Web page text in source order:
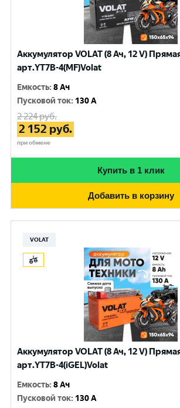
Аккумулятор VOLAT (8 Ач, 12 V)
арт.YT7B-4(MF)Volat
Емкость:8 Ач
Пусковой ток: 130 A
2 224руб.
2 152 руб.
при обмене
Купить в 1 клик
Добавить в корзину
VOLAT
Аккумулятор VOLAT (8 Ач, 12 V)
арт.YT7B-4(iGEL)Volat
Емкость:8 Ач
Пусковой ток: 130 A